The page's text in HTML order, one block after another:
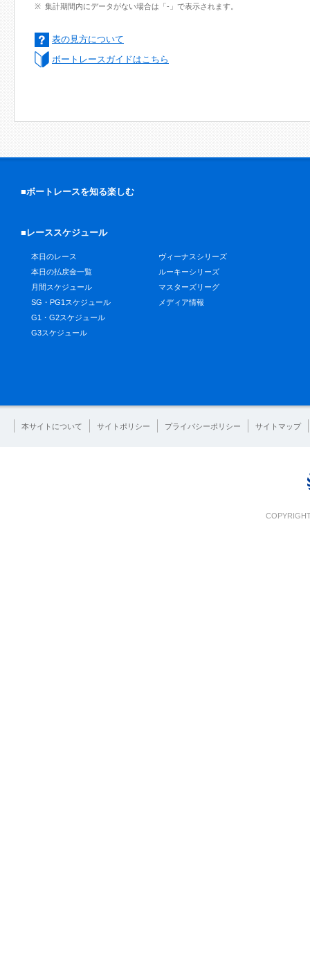
集計期間内にデータがない場合は「-」で表示されます。
表の見方について
ボートレースガイドはこちら
■ボートレースを知る楽しむ
■レーススケジュール
本日のレース
本日の払戻金一覧
月間スケジュール
SG・PG1スケジュール
G1・G2スケジュール
G3スケジュール
ヴィーナスシリーズ
ルーキーシリーズ
マスターズリーグ
メディア情報
本サイトについて サイトポリシー プライバシーポリシー サイトマップ